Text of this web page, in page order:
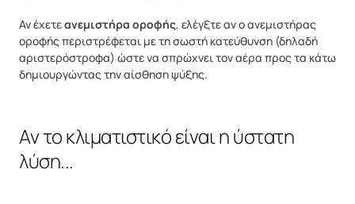
Αν έχετεανεμιστήρα οροφής, ελέγξτε αν ο ανεμιστήρας
οροφής περιστρέφεται με τη σωστή κατεύθυνση (δηλαδή
αριστερόστροφα) ώστε να σπρώχνει τον αέρα προς τα κάτω
δημιουργώντας την αίσθηση ψύξης.
Αν το κλιματιστικό είναι η ύστατη
λύση...